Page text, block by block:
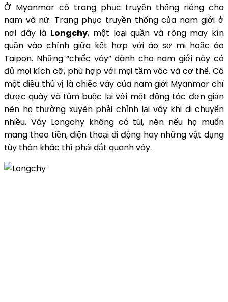
Ở Myanmar có trang phục truyền thống riêng cho
nam và nữ. Trang phục truyền thống của nam giới ở
nơi đây là Longchy, một loại quần và rông may kín
quần vào chính giữa kết hợp với áo sơ mi hoặc áo
Taipon. Những “chiếc váy” dành cho nam giới này có
đủ mọi kích cỡ, phù hợp với mọi tầm vóc và cơ thể. Có
một điều thú vị là chiếc váy của nam giới Myanmar chỉ
được quây và túm buộc lại với một động tác đơn giản
nên họ thường xuyên phải chỉnh lại váy khi di chuyển
nhiều. Váy Longchy không có túi, nên nếu họ muốn
mang theo tiền, điện thoại di động hay những vật dụng
tùy thân khác thì phải dắt quanh váy.